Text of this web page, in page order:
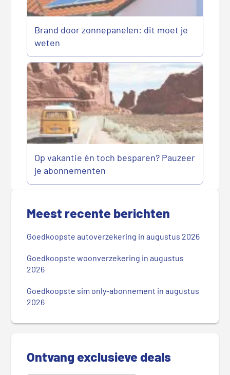
Brand door zonnepanelen: dit moet je
weten
Op vakantie én toch besparen? Pauzeer
je abonnementen
d
Meest recente berichten
Goedkoopste autoverzekering in augustus 2026
Goedkoopste woonverzekering in augustus
2026
Goedkoopste sim only-abonnement in augustus
2026
Ontvang exclusieve deals